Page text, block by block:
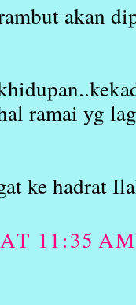
akan
ramai yg
ke hadrat
11:35 AM